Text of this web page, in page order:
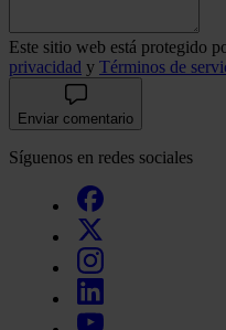
Este sitio web está protegido
privacidad y Términos de
Enviar comentario
Síguenos en redes sociales